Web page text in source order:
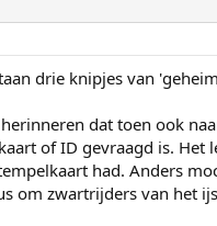
drie knipjes van
dat toen ook
of ID gevraagd is. Het
had. Anders
om zwartrijders van het